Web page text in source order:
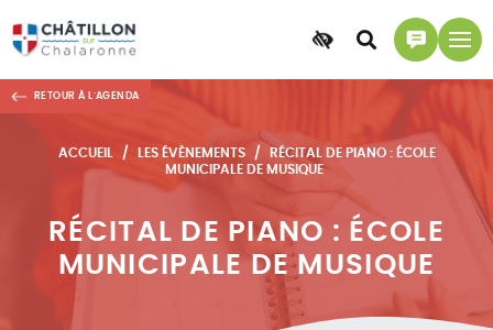
Accessibilité
Accéder
à
recherche
Accéder
à
page
contact
ACCUEIL LES ÉVÈNEMENTS
RÉCITAL DE PIANO : ÉCOLE
MUNICIPALE DE MUSIQUE
RÉCITAL DE PIANO : ÉCOLE
MUNICIPALE DE MUSIQUE
RETOUR À L'AGENDA